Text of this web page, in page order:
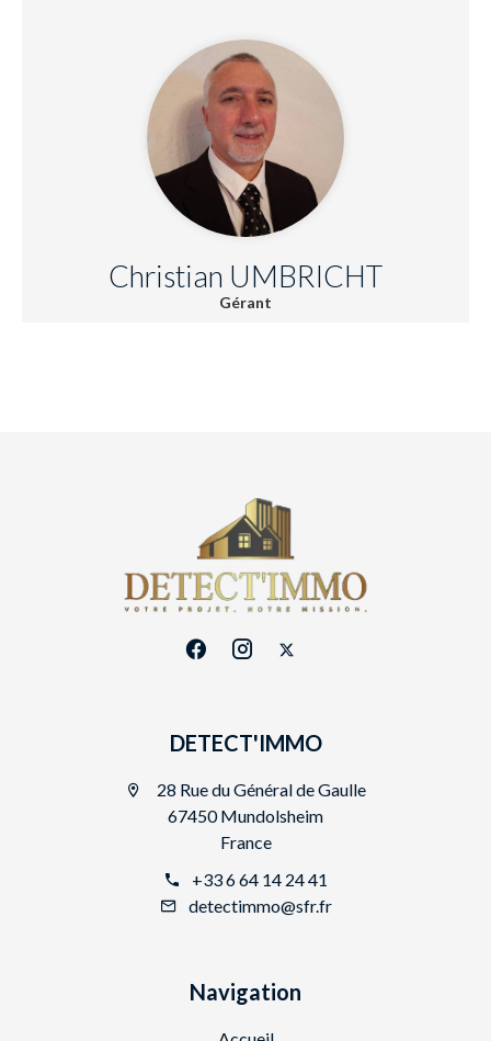
Christian UMBRICHT
Gérant
DETECT'IMMO
28 Rue du Général de Gaulle
67450 Mundolsheim
France
+33 6 64 14 24 41
detectimmo@sfr.fr
Navigation